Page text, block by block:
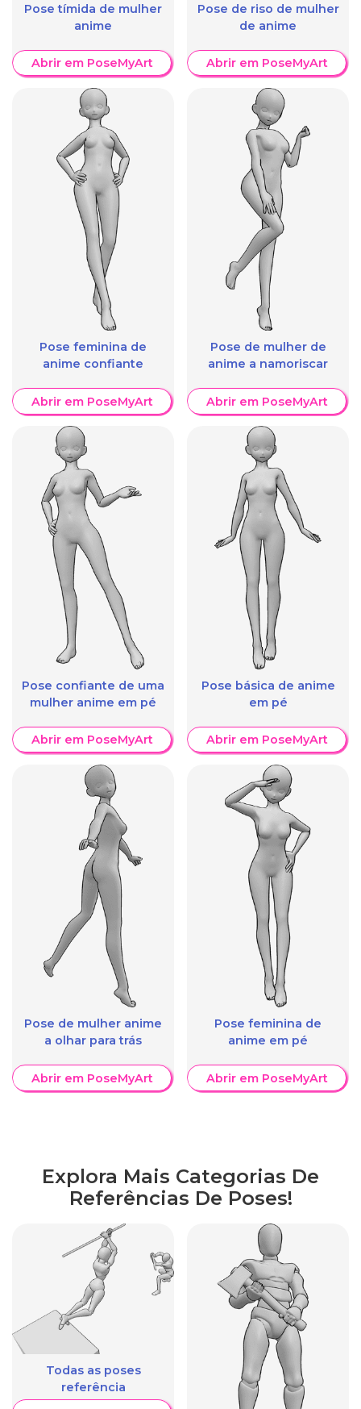
Pose tímida de mulher
anime
Abrir em PoseMyArt
Pose feminina de
anime confiante
Abrir em PoseMyArt
Pose confiante de uma
mulher anime em pé
Abrir em PoseMyArt
Pose de mulher anime
a olhar para trás
Abrir em PoseMyArt
Pose de riso de mulher
de anime
Abrir em PoseMyArt
Pose de mulher de
anime a namoriscar
Abrir em PoseMyArt
Pose básica de anime
em pé
Abrir em PoseMyArt
Pose feminina de
anime em pé
Abrir em PoseMyArt
Explora Mais Categorias De
Referências De Poses!
Todas as poses
referência